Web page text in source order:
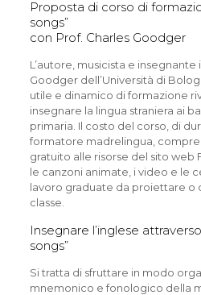
Proposta di corso di
songs”
con Prof. Charles Goodger
L’autore, musicista e insegnante
Goodger dell’Università di
utile e dinamico di formazione
insegnare la lingua straniera ai
primaria. Il costo del corso, di
formatore madrelingua,
gratuito alle risorse del sito web
le canzoni animate, i video e le
lavoro graduate da proiettare o
classe.
Insegnare l’inglese
songs”
Si tratta di sfruttare in modo
mnemonico e fonologico della